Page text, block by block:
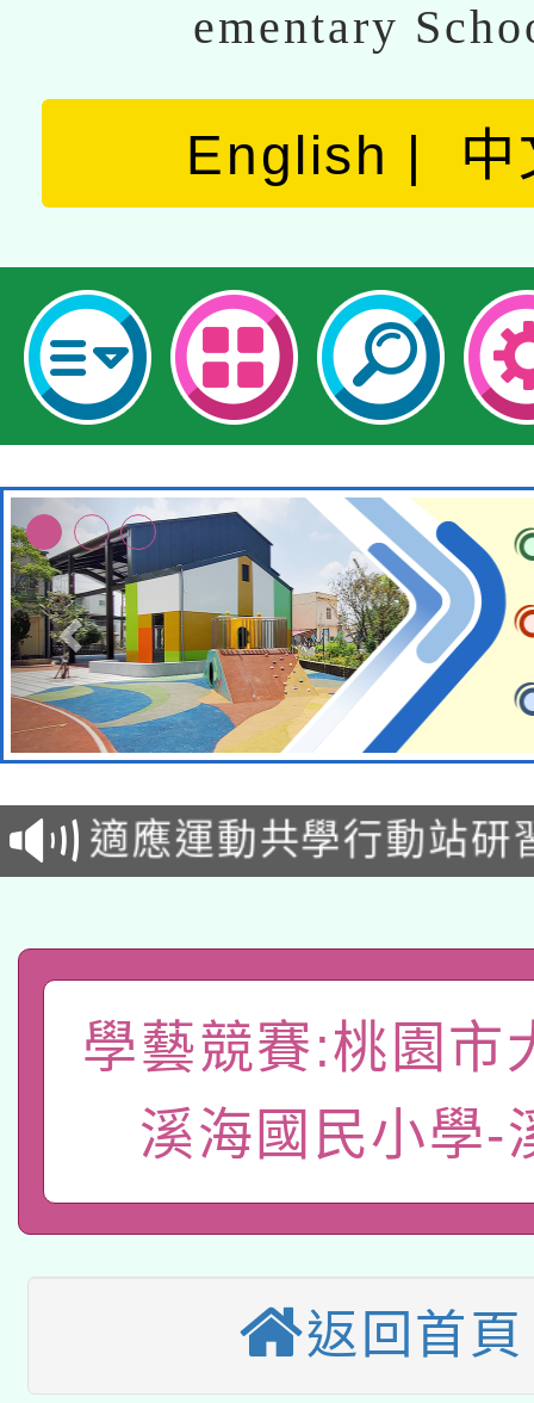
ementary
English 中
本校115學年度第2次
招甄選結果公告(無人
適應運動共學行動站研
本館辦理115年度閱讀
暨閱讀推動專業研習
科技賦能─人工智慧
礎課程
「數位內容與教學軟體
pilot」
有關大陸委員會函釋公
薪期間赴陸應申請許可
用水績優單位及節水達
動」
115年8月22日(星期六
桃園市孔廟祈福系列
2026年桃園地景藝術
本校115學年度第2次
學藝競賽:桃園市
溪海國民小學-
返回首頁